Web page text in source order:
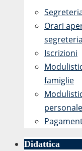
Orari
segreteria
Iscrizioni
famiglie
personale
Didattica